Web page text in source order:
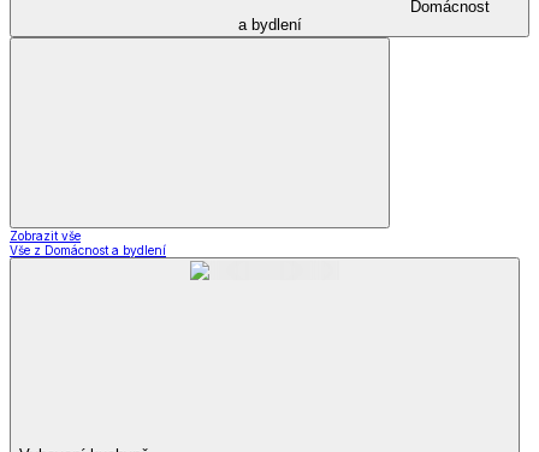
Domácnost
a bydlení
Zobrazit vše
Vše z Domácnost a bydlení